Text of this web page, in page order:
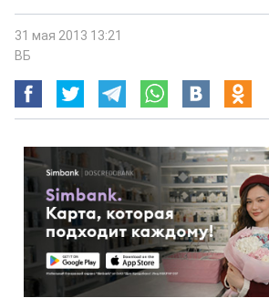
31 мая 2013 13:21
ВБ